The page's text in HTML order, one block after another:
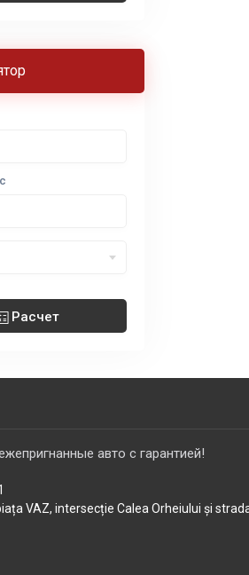
Расчет
авто с гарантией!
VAZ, intersecție Calea Orheiului și